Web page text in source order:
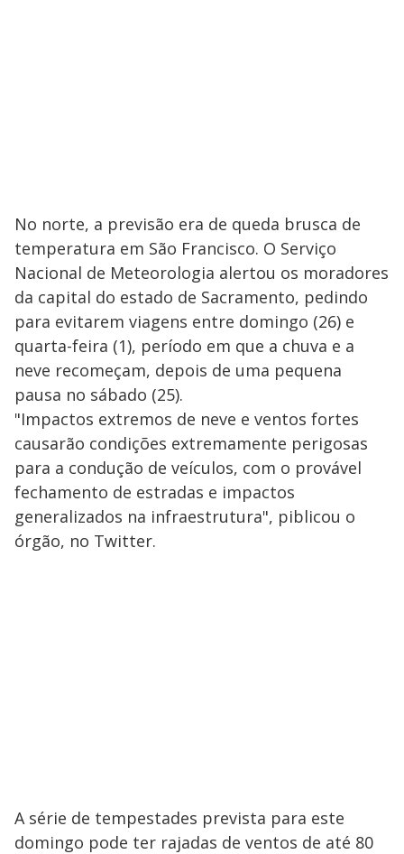
No norte, a previsão era de queda brusca de
temperatura em São Francisco. O Serviço
Nacional de Meteorologia alertou os moradores
da capital do estado de Sacramento, pedindo
para evitarem viagens entre domingo (26) e
quarta-feira (1), período em que a chuva e a
neve recomeçam, depois de uma pequena
pausa no sábado (25).
"Impactos extremos de neve e ventos fortes
causarão condições extremamente perigosas
para a condução de veículos, com o provável
fechamento de estradas e impactos
generalizados na infraestrutura", piblicou o
órgão, no Twitter.
A série de tempestades prevista para este
domingo pode ter rajadas de ventos de até 80